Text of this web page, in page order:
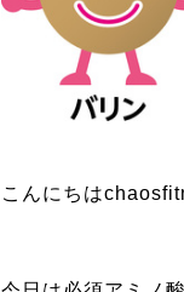
こんにちは